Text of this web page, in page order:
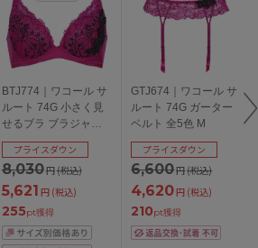
BTJ774｜ワコール サ
ルート 74G 小さく見
せるブラ ブラジャー
単品 全3色 E-H/70-85
8,030円(税込)
プライスダウン
5,621 円 (税込)
255pt獲得
GTJ674｜ワコール サ
ルート 74G ガーター
ベルト 全5色 M
6,600円(税込)
プライスダウン
4,620円 (税込)
210pt獲得